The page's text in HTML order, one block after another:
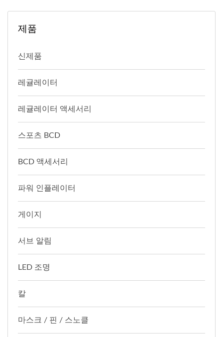
제품
신제품
레귤레이터
레귤레이터 액세서리
스포츠 BCD
BCD 액세서리
파워 인플레이터
게이지
서브 알림
LED 조명
칼
마스크 / 핀 / 스노클